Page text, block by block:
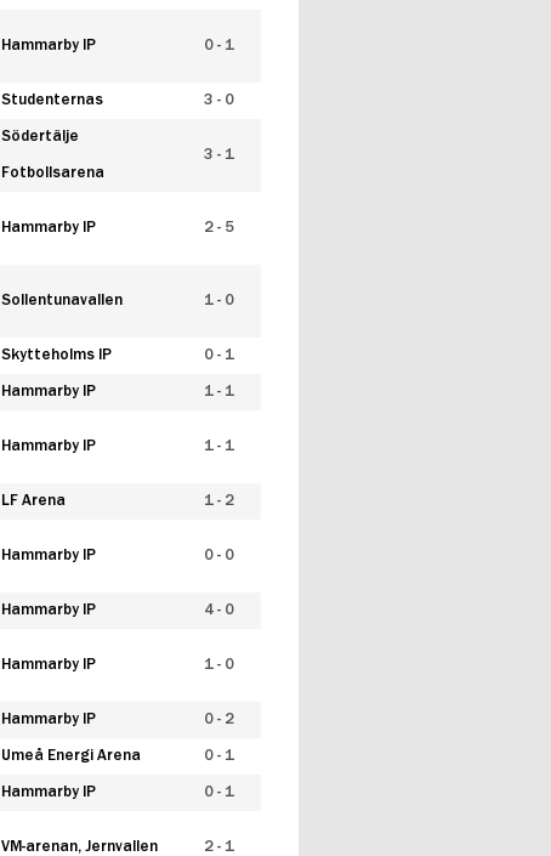
Hammarby IP 0 - 1
Studenternas 3 - 0
Södertälje
Fotbollsarena
3 - 1
Hammarby IP 2 - 5
Sollentunavallen 1 - 0
Skytteholms IP 0 - 1
Hammarby IP 1 - 1
Hammarby IP 1 - 1
LF Arena 1 - 2
Hammarby IP 0 - 0
Hammarby IP 4 - 0
Hammarby IP 1 - 0
Hammarby IP 0 - 2
Umeå Energi Arena 0 - 1
Hammarby IP 0 - 1
VM-arenan, Jernvallen 2 - 1